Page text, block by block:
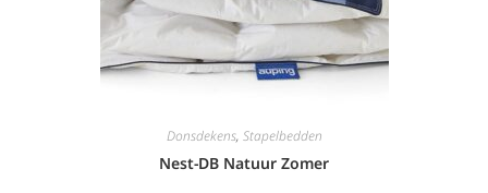
Donsdekens, Stapelbedden
Nest-DB Natuur Zomer